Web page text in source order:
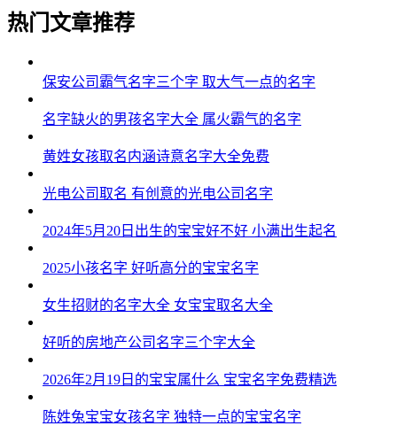
热门文章推荐
保安公司霸气名字三个字 取大气一点的名字
名字缺火的男孩名字大全 属火霸气的名字
黄姓女孩取名内涵诗意名字大全免费
光电公司取名 有创意的光电公司名字
2024年5月20日出生的宝宝好不好 小满出生起名
2025小孩名字 好听高分的宝宝名字
女生招财的名字大全 女宝宝取名大全
好听的房地产公司名字三个字大全
2026年2月19日的宝宝属什么 宝宝名字免费精选
陈姓兔宝宝女孩名字 独特一点的宝宝名字